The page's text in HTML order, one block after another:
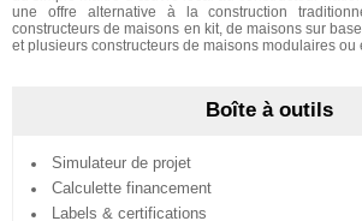
une offre alternative à la construction
constructeurs de maisons en kit, de maisons sur
et plusieurs constructeurs de maisons modulaires ou
Que permet de faire le comparateur
Vous avez des idées précises sur la maison
savez pas sur quel critère choisir parmi les 300
les PagesJaunes ?
Boîte à outils
Simulateur de projet
Calculette financement
Labels & certifications